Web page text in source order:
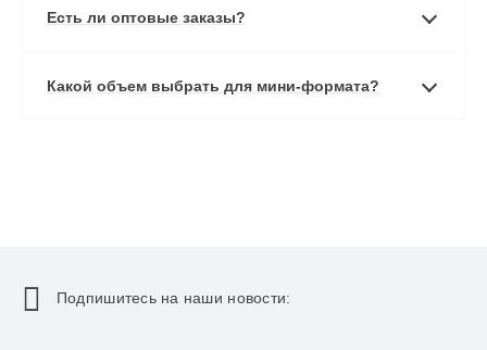
Есть ли оптовые заказы?
Какой объем выбрать для мини-формата?
Подпишитесь на наши новости: